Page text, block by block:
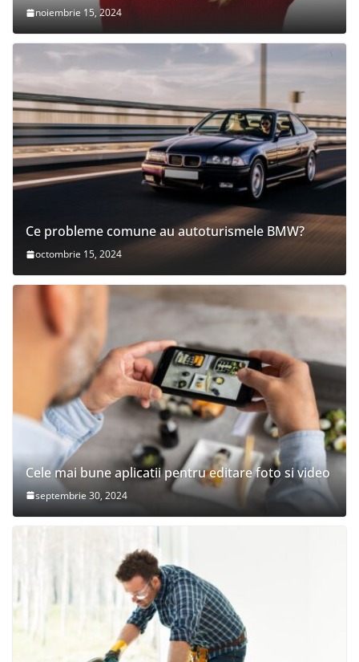
noiembrie 15, 2024
Ce probleme comune au autoturismele BMW?
octombrie 15, 2024
Cele mai bune aplicatii pentru editare foto si video
septembrie 30, 2024